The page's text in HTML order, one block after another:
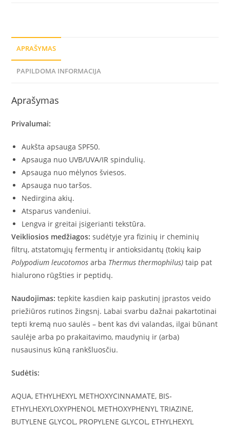
APRAŠYMAS
PAPILDOMA INFORMACIJA
Aprašymas
Privalumai:
Aukšta apsauga SPF50.
Apsauga nuo UVB/UVA/IR spindulių.
Apsauga nuo mėlynos šviesos.
Apsauga nuo taršos.
Nedirgina akių.
Atsparus vandeniui.
Lengva ir greitai įsigerianti tekstūra.
Veikliosios medžiagos:sudėtyje yra fizinių ir cheminių
filtrų, atstatomųjų fermentų ir antioksidantų (tokių kaip
Polypodium leucotomos arba Thermus thermophilus) taip pat
hialurono rūgšties ir peptidų.
Naudojimas:tepkite kasdien kaip paskutinį įprastos veido
priežiūros rutinos žingsnį. Labai svarbu dažnai pakartotinai
tepti kremą nuo saulės – bent kas dvi valandas, ilgai būnant
saulėje arba po prakaitavimo, maudynių ir (arba)
nusausinus kūną rankšluosčiu.
Sudėtis:
AQUA, ETHYLHEXYL METHOXYCINNAMATE, BIS-
ETHYLHEXYLOXYPHENOL METHOXYPHENYL TRIAZINE,
BUTYLENE GLYCOL, PROPYLENE GLYCOL, ETHYLHEXYL